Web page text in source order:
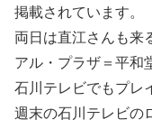
掲載されています。
両日は直江さんも来
アル・プラザ＝平和
石川テレビでもプレ
週末の石川テレビの